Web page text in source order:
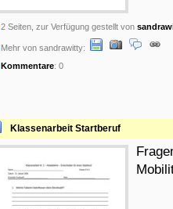
2 Seiten, zur Verfügung gestellt von
Mehr von sandrawitty:
Kommentare: 0
Klassenarbeit Startberuf